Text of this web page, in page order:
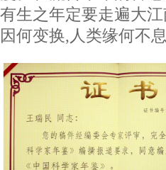
有生之年定要走遍大
因何变换,人类缘何不息